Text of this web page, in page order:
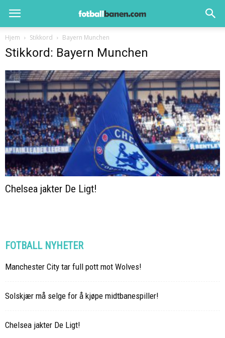
Hjem Stikkord Bayern Munchen
Stikkord: Bayern Munchen
Chelsea jakter De Ligt!
FOTBALL NYHETER
Manchester City tar full pott mot Wolves!
Solskjær må selge for å kjøpe midtbanespiller!
Chelsea jakter De Ligt!